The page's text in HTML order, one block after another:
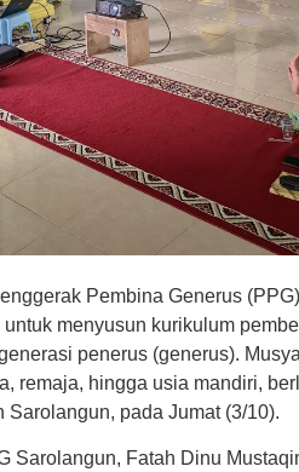
Pembina Generus
menyusun kurikulum
penerus (generus).
remaja, hingga usia mandiri,
pada Jumat (3/10).
Sarolangun, Fatah Dinu